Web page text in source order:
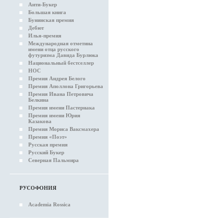
Анти-Букер
Большая книга
Бунинская премия
Дебют
Илья-премия
Международная отметина
имени отца русского
футуризма Давида Бурлюка
Национальный бестселлер
НОС
Премия Андрея Белого
Премия Аполлона Григорьева
Премия Ивана Петровича
Белкина
Премия имени Пастернака
Премия имени Юрия
Казакова
Премия Мориса Ваксмахера
Премия «Поэт»
Русская премия
Русский Букер
Северная Пальмира
РУСОФОНИЯ
Academia Rossica